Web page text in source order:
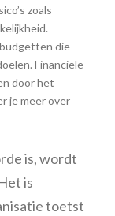
zoals
die
Financiële
door het
je meer over
is, wordt
is
toetst